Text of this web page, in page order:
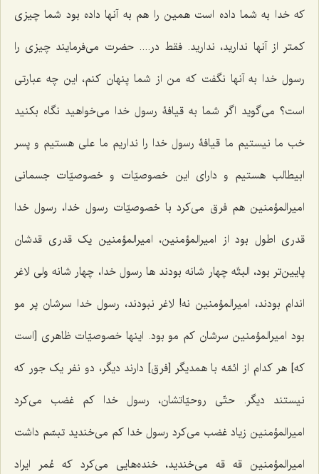
که خدا به شما داده است همین را هم به آنها داده بود شما چیزی
کمتر از آنها ندارید، ندارید. فقط در.... حضرت می‌فرمایند چیزی را
رسول خدا به آنها نگفت که من از شما پنهان کنم، این چه عبارتی
است؟ می‌گوید اگر شما به قیافۀ رسول خدا می‌خواهید نگاه بکنید
خب ما نیستیم ما قیافۀ رسول خدا را نداریم ما علی هستیم و پسر
ابیطالب هستیم و دارای این خصوصیّات و خصوصیّات جسمانی
امیرالمؤمنین هم فرق می‌کرد با خصوصیّات رسول خدا، رسول خدا
قدری اطول بود از امیرالمؤمنین، امیرالمؤمنین یک قدری قدشان
پایین‌تر بود، البتّه چهار شانه بودند ها رسول خدا، چهار شانه ولی لاغر
اندام بودند، امیرالمؤمنین نه! لاغر نبودند، رسول خدا سرشان پر مو
بود امیرالمؤمنین سرشان کم مو بود. اینها خصوصیّات ظاهری [است
که] هر کدام از ائمّه با همدیگر [فرق] دارند دیگر، دو نفر یک جور که
نیستند دیگر. حتّی روحیّاتشان، رسول خدا کم غضب می‌کرد
امیرالمؤمنین زیاد غضب می‌کرد رسول خدا کم می‌خندید تبسّم داشت
امیرالمؤمنین قه قه می‌خندید، خنده‌هایی می‌کرد که عُمر ایراد